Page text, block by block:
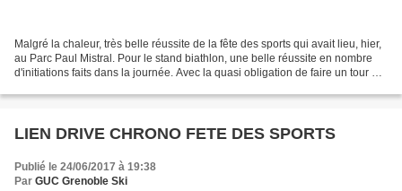
Malgré la chaleur, très belle réussite de la fête des sports qui avait lieu, hier,
au Parc Paul Mistral. Pour le stand biathlon, une belle réussite en nombre
d'initiations faits dans la journée. Avec la quasi obligation de faire un tour de
LIEN DRIVE CHRONO FETE DES SPORTS
Publié le 24/06/2017 à 19:38
Par GUC Grenoble Ski